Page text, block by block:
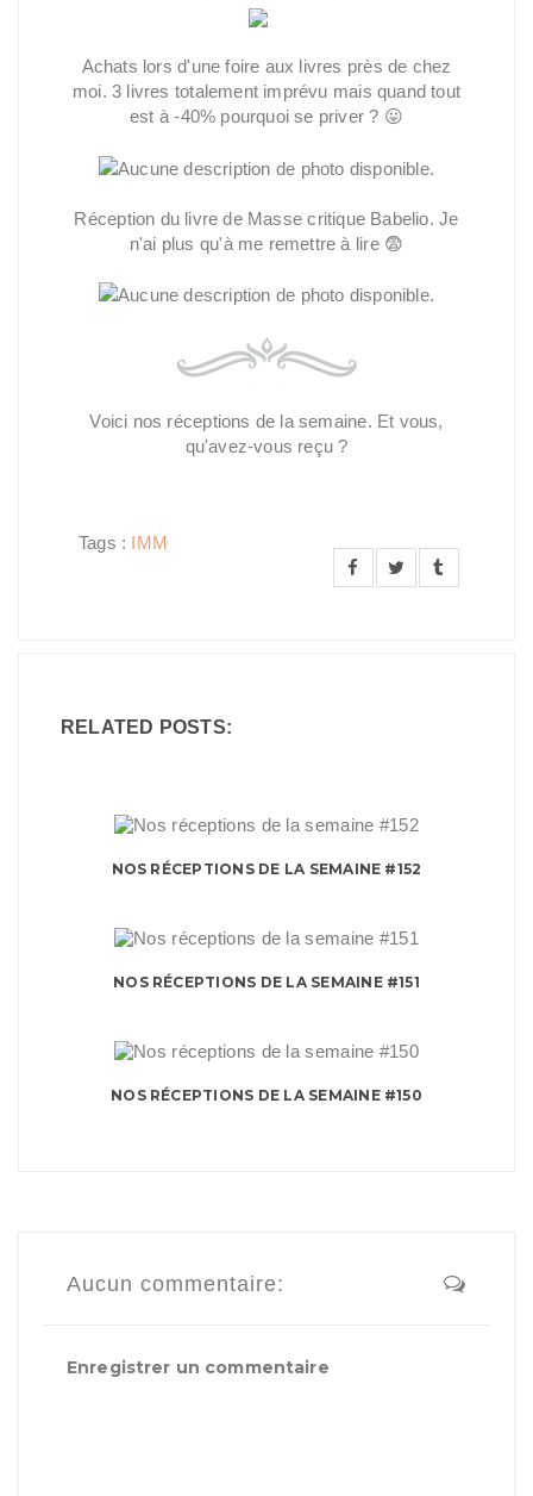
Achats lors d'une foire aux livres près de chez
moi. 3 livres totalement imprévu mais quand tout
est à -40% pourquoi se priver ? 😛
Réception du livre de Masse critique Babelio. Je
n'ai plus qu'à me remettre à lire 😨
Voici nos réceptions de la semaine. Et vous,
qu'avez-vous reçu ?
Tags : IMM
RELATED POSTS:
NOS RÉCEPTIONS DE LA SEMAINE #152
NOS RÉCEPTIONS DE LA SEMAINE #151
NOS RÉCEPTIONS DE LA SEMAINE #150
Aucun commentaire:
Enregistrer un commentaire